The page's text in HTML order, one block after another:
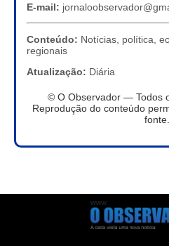
E-mail:
Conteúdo: Notícias, política,
regionais
Atualização: Diária
© O Observador — Todos
Reprodução do conteúdo
fonte.